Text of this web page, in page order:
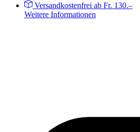
Versandkostenfrei ab Fr. 130.–
Weitere Informationen